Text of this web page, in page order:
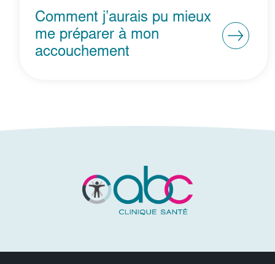
Comment j’aurais pu mieux
me préparer à mon
accouchement